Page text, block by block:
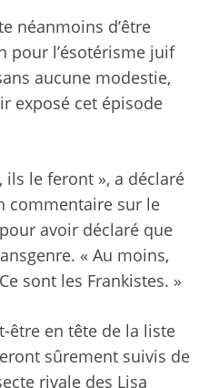
néanmoins d’être
pour l’ésotérisme juif
aucune modestie,
exposé cet épisode
ils le feront », a déclaré
commentaire sur le
avoir déclaré que
« Au moins,
sont les Frankistes. »
être en tête de la liste
sûrement suivis de
rivale des Lisa